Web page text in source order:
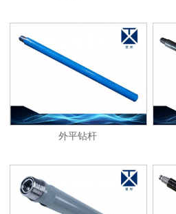
外平钻杆